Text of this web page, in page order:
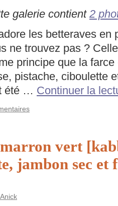
galerie contient 2
les betteraves
ne trouvez pas ?
principe que la
pistache, ciboulette
été … Continuer la
vert
jambon sec et